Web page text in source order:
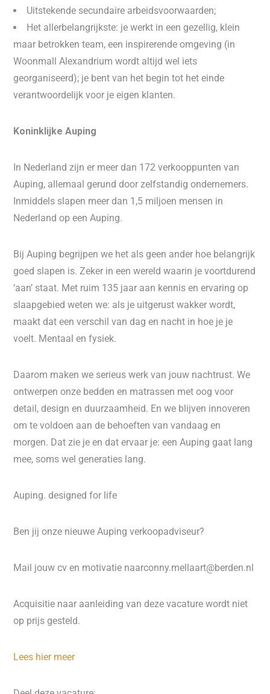
Uitstekende secundaire arbeidsvoorwaarden;
Het allerbelangrijkste: je werkt in een gezellig, klein
maar betrokken team, een inspirerende omgeving (in
Woonmall Alexandrium wordt altijd wel iets
georganiseerd); je bent van het begin tot het einde
verantwoordelijk voor je eigen klanten.
Koninklijke Auping
In Nederland zijn er meer dan 172 verkooppunten van
Auping, allemaal gerund door zelfstandig ondernemers.
Inmiddels slapen meer dan 1,5 miljoen mensen in
Nederland op een Auping.
Bij Auping begrijpen we het als geen ander hoe belangrijk
goed slapen is. Zeker in een wereld waarin je voortdurend
‘aan’ staat. Met ruim 135 jaar aan kennis en ervaring op
slaapgebied weten we: als je uitgerust wakker wordt,
maakt dat een verschil van dag en nacht in hoe je je
voelt. Mentaal en fysiek.
Daarom maken we serieus werk van jouw nachtrust. We
ontwerpen onze bedden en matrassen met oog voor
detail, design en duurzaamheid. En we blijven innoveren
om te voldoen aan de behoeften van vandaag en
morgen. Dat zie je en dat ervaar je: een Auping gaat lang
mee, soms wel generaties lang.
Auping. designed for life
Ben jij onze nieuwe Auping verkoopadviseur?
Mail jouw cv en motivatie naarconny.mellaart@berden.nl
Acquisitie naar aanleiding van deze vacature wordt niet
op prijs gesteld.
Lees hier meer